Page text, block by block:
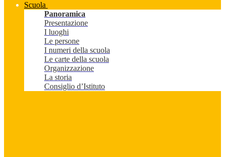
Scuola
Panoramica
Presentazione
I luoghi
Le persone
I numeri della scuola
Le carte della scuola
Organizzazione
La storia
Consiglio d’Istituto